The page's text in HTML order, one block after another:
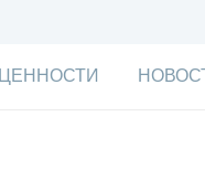
ЦЕННОСТИ